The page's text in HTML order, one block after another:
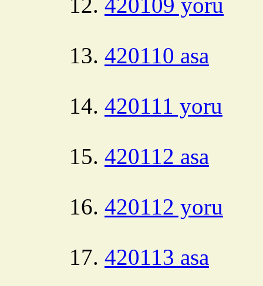
420110 asa
420111 yoru
420112 asa
420112 yoru
420113 asa